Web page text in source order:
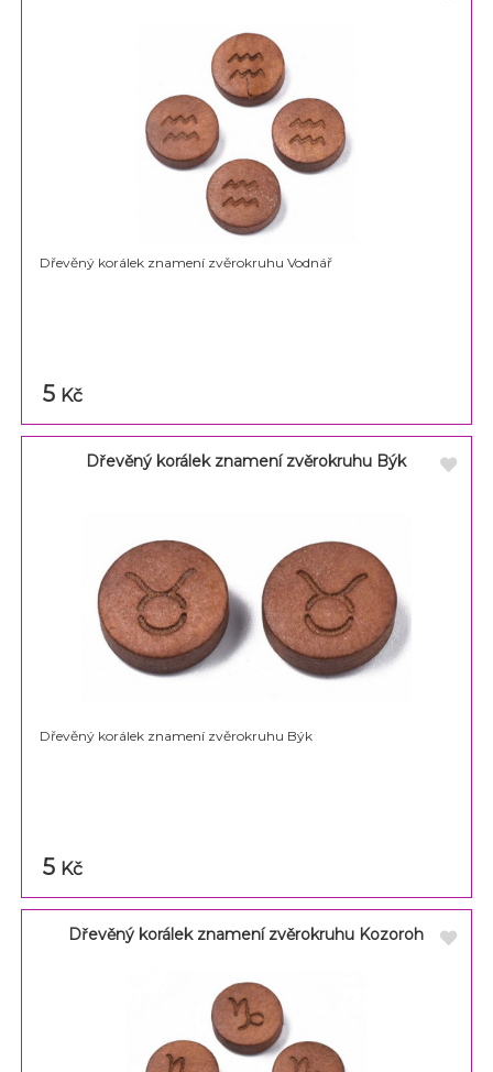
Dřevěný korálek znamení zvěrokruhu Vodnář
5 Kč
Dřevěný korálek znamení zvěrokruhu Býk
Dřevěný korálek znamení zvěrokruhu Býk
5 Kč
Dřevěný korálek znamení zvěrokruhu Kozoroh